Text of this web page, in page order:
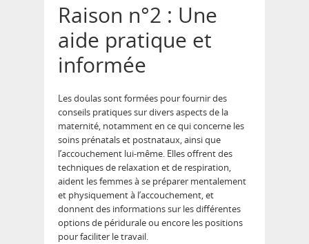
Raison n°2 : Une
aide pratique et
informée
Les doulas sont formées pour fournir des
conseils pratiques sur divers aspects de la
maternité, notamment en ce qui concerne les
soins prénatals et postnataux, ainsi que
l’accouchement lui-même. Elles offrent des
techniques de relaxation et de respiration,
aident les femmes à se préparer mentalement
et physiquement à l’accouchement, et
donnent des informations sur les différentes
options de péridurale ou encore les positions
pour faciliter le travail.